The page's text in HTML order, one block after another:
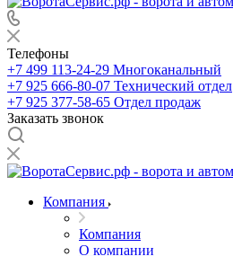
Телефоны
+7 499 113-24-29 Многоканальный
+7 925 666-80-07 Технический отдел
+7 925 377-58-65 Отдел продаж
Заказать звонок
Компания
Компания
О компании